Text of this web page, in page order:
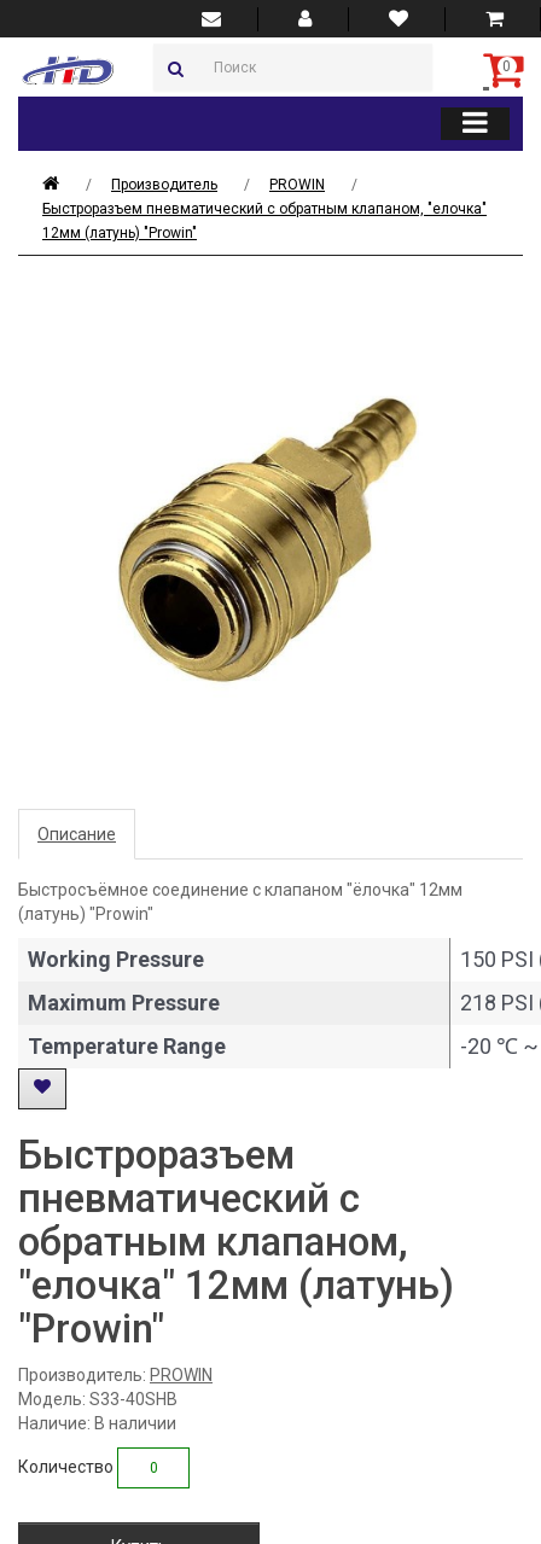
0
Производитель
PROWIN
Быстроразъем пневматический с обратным клапаном, "елочка"
12мм (латунь) "Prowin"
Описание
Быстросъёмное соединение с клапаном "ёлочка" 12мм
(латунь) "Prowin"
Working Pressure
150 PSI
Maximum Pressure
218 PSI
Temperature Range
-20 ℃
Быстроразъем
пневматический с
обратным клапаном,
"елочка" 12мм (латунь)
"Prowin"
Производитель: PROWIN
Модель: S33-40SHB
Наличие: В наличии
Количество